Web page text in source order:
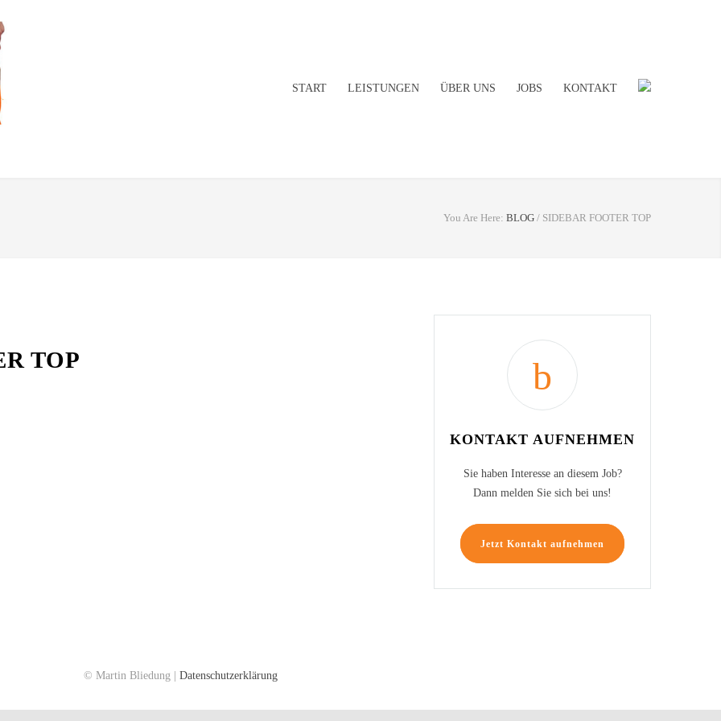
START LEISTUNGEN ÜBER UNS JOBS KONTAKT
You Are Here: BLOG / SIDEBAR FOOTER TOP
TOP
KONTAKT AUFNEHMEN
Sie haben Interesse an diesem Job?
Dann melden Sie sich bei uns!
Jetzt Kontakt aufnehmen
© Martin Bliedung | Datenschutzerklärung